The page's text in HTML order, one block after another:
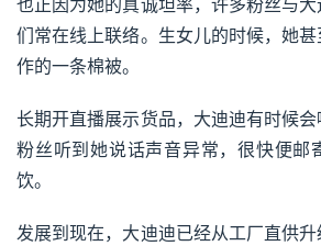
们常在线上联络。生女儿的时候，她
作的一条棉被。
长期开直播展示货品，大迪迪有时候
粉丝听到她说话声音异常，很快便邮
饮。
发展到现在，大迪迪已经从工厂直供